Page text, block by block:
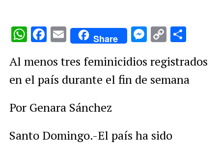
WhatsApp
Facebook
EmailShare
Copy
Al menos tres feminicidios registrados
en el país durante el fin de semana
Por Genara Sánchez
Santo Domingo.-El país ha sido